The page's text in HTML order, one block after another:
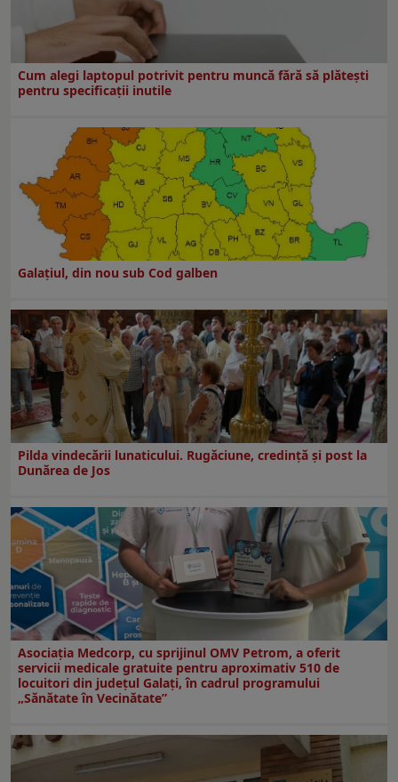
Cum alegi laptopul potrivit pentru muncă fără să plătești
pentru specificații inutile
Galaţiul, din nou sub Cod galben
Pilda vindecării lunaticului. Rugăciune, credință și post la
Dunărea de Jos
Asociația Medcorp, cu sprijinul OMV Petrom, a oferit
servicii medicale gratuite pentru aproximativ 510 de
locuitori din județul Galați, în cadrul programului
„Sănătate în Vecinătate”